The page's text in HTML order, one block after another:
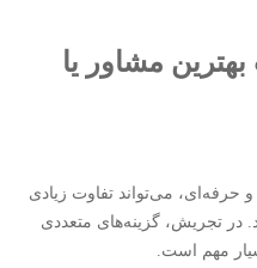
مشاور یا
حرفه‌ای، می‌تواند تفاوت زیادی
در تجریش، گزینه‌های متعددی
مهم است.